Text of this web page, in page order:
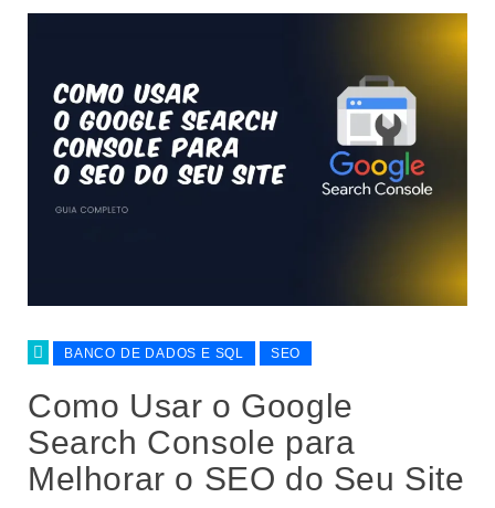
BANCO DE DADOS E SQL SEO
Como Usar o Google
Search Console para
Melhorar o SEO do Seu Site